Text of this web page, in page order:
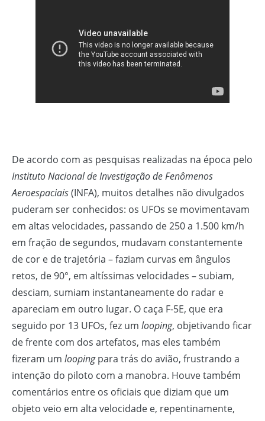
De acordo com as pesquisas realizadas na época pelo
Instituto Nacional de Investigação de Fenômenos
Aeroespaciais(INFA), muitos detalhes não divulgados
puderam ser conhecidos: os UFOs se movimentavam
em altas velocidades, passando de 250 a 1.500 km/h
em fração de segundos, mudavam constantemente
de cor e de trajetória – faziam curvas em ângulos
retos, de 90°, em altíssimas velocidades – subiam,
desciam, sumiam instantaneamente do radar e
apareciam em outro lugar. O caça F-5E, que era
seguido por 13 UFOs, fez um looping, objetivando ficar
de frente com dos artefatos, mas eles também
fizeram um loopingpara trás do avião, frustrando a
intenção do piloto com a manobra. Houve também
comentários entre os oficiais que diziam que um
objeto veio em alta velocidade e, repentinamente,